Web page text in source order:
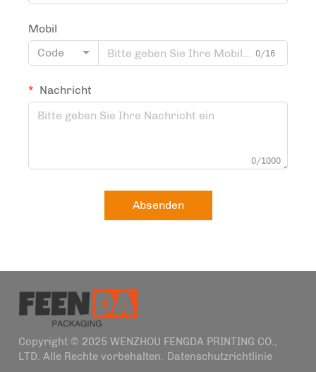
Mobil
Code
0/16
Nachricht
0/1000
Absenden
Copyright © 2025 WENZHOU FENGDA PRINTING CO.,
LTD. Alle Rechte vorbehalten. Datenschutzrichtlinie